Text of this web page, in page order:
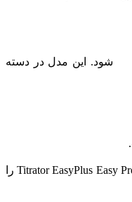
شود. این مدل در دسته
این دستگاه از سیستم دوزینگ دقیق با کنترل دیجیتال برخوردار است که باعث می شود حجم های بسیار کم نیز با دقت بالا توزیع شوند. همین ویژگی، تیتراتور متلر تولدو Titrator EasyPlus Easy Pro را